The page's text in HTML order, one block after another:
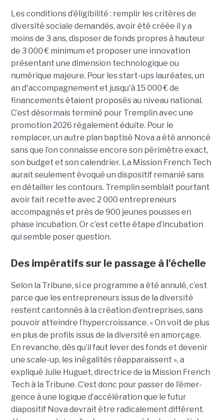
Les conditions d’éligibilité : remplir les critères de
diversité sociale demandés, avoir été créée il y a
moins de 3 ans, disposer de fonds propres à hauteur
de 3 000 € minimum et proposer une innovation
présentant une dimension technologique ou
numérique majeure. Pour les start-ups lauréates, un
an d'accompagnement et jusqu'à 15 000 € de
financements étaient proposés au niveau national.
C’est désormais terminé pour Tremplin avec une
promotion 2026 régalement éduite. Pour le
remplacer, un autre plan baptisé Nova a été annoncé
sans que l’on connaisse encore son périmètre exact,
son budget et son calendrier. La Mission French Tech
aurait seulement évoqué un dispositif remanié sans
en détailler les contours. Tremplin semblait pourtant
avoir fait recette avec 2 000 entrepreneurs
accompagnés et près de 900 jeunes pousses en
phase incubation. Or c’est cette étape d’incubation
qui semble poser question.
Des impératifs sur le passage à l'échelle
Selon la Tribune, si ce programme a été annulé, c’est
parce que les entre­pre­neurs issus de la diver­sité
restent cantonnés à la créa­tion d’entre­prises, sans
pouvoir atteindre l’hyper­crois­sance. « On voit de plus
en plus de pro­fils issus de la diver­sité en amorçage.
En revanche, dès qu’il faut lever des fonds et deve­nir
une scale-up, les inéga­li­tés réap­pa­raissent », a
expliqué Julie Huguet, directrice de la Mission French
Tech à la Tribune. C’est donc pour passer de l’émer­
gence à une logique d’accé­lé­ra­tion que le futur
diapositif Nova devrait être radi­ca­le­ment dif­fé­rent.